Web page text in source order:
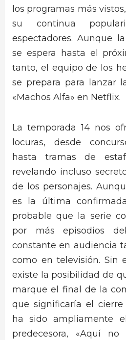
los programas más
su continua
espectadores. Aunque
se espera hasta el
tanto, el equipo de los
se prepara para lanzar
«Machos Alfa» en Netflix.
La temporada 14 nos
locuras, desde
hasta tramas de
revelando incluso
de los personajes.
es la última
probable que la serie
por más episodios
constante en audiencia
como en televisión. Sin
existe la posibilidad de
marque el final de la
que significaría el
ha sido ampliamente
predecesora, «Aquí